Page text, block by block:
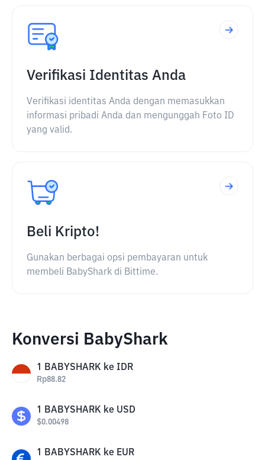
Verifikasi Identitas Anda
Verifikasi identitas Anda dengan memasukkan
informasi pribadi Anda dan mengunggah Foto ID
yang valid.
Beli Kripto!
Gunakan berbagai opsi pembayaran untuk
membeli BabyShark di Bittime.
Konversi BabyShark
1 BABYSHARK ke IDR
Rp88.82
1 BABYSHARK ke USD
$0.00498
1 BABYSHARK ke EUR